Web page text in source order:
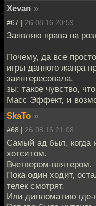
Xevan »
#67 | 26.08.16 20:59
Заявляю права на
Почему, да все
игры данного жанра
заинтересовала.
зы: такое чувство,
Масс Эффект, и
SkaTo »
#68 | 26.08.16 21:08
Самый ад был, когда
хотситом.
Вчетвером-впятером.
Пока один ходит,
телек смотрят.
Или дипломатию где-